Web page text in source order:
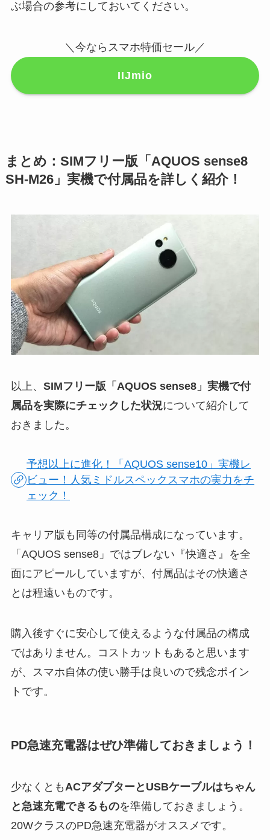
ぶ場合の参考にしておいてください。
＼今ならスマホ特価セール／
IIJmio
まとめ：SIMフリー版「AQUOS sense8
SH-M26」実機で付属品を詳しく紹介！
以上、 SIMフリー版「AQUOS sense8」実機で付
属品を実際にチェックした状況について紹介して
おきました。
予想以上に進化！「AQUOS sense10」実機レ
ビュー！人気ミドルスペックスマホの実力をチ
ェック！
キャリア版も同等の付属品構成になっています。
「AQUOS sense8」ではブレない『快適さ』を全
面にアピールしていますが、付属品はその快適さ
とは程遠いものです。
購入後すぐに安心して使えるような付属品の構成
ではありません。コストカットもあると思います
が、スマホ自体の使い勝手は良いので残念ポイン
トです。
PD急速充電器はぜひ準備しておきましょう！
少なくともACアダプターとUSBケーブルはちゃん
と急速充電できるものを準備しておきましょう。
20WクラスのPD急速充電器がオススメです。